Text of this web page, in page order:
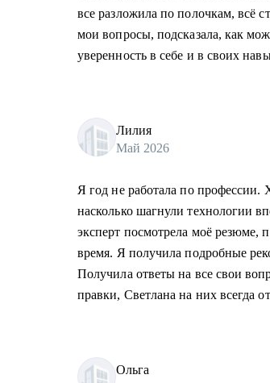
все разложила по полочкам, всё
мои вопросы, подсказала, как
уверенность в себе и в своих
Лилия
Май 2026
Я год не работала по профессии.
насколько шагнули технологии
эксперт посмотрела моё резюме,
время. Я получила подробные
Получила ответы на все свои
правки, Светлана на них всегда
Ольга